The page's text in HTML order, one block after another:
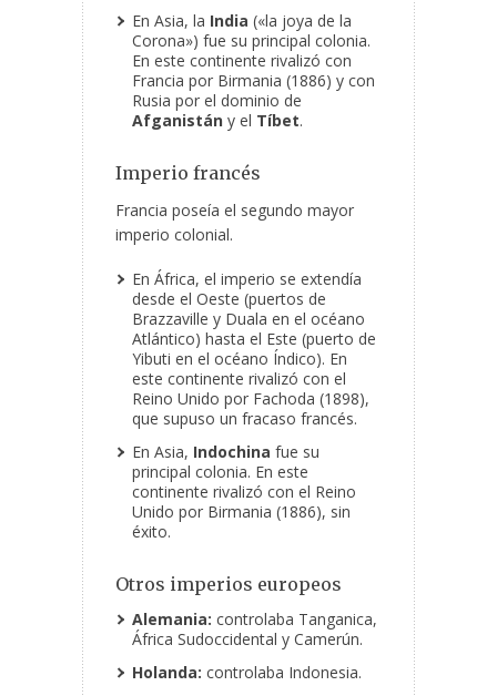
En Asia, la India («la joya de la
Corona») fue su principal colonia.
En este continente rivalizó con
Francia por Birmania (1886) y con
Rusia por el dominio de
Afganistán y el Tíbet.
Imperio francés
Francia poseía el segundo mayor
imperio colonial.
En África, el imperio se extendía
desde el Oeste (puertos de
Brazzaville y Duala en el océano
Atlántico) hasta el Este (puerto de
Yibuti en el océano Índico). En
este continente rivalizó con el
Reino Unido por Fachoda (1898),
que supuso un fracaso francés.
En Asia, Indochina fue su
principal colonia. En este
continente rivalizó con el Reino
Unido por Birmania (1886), sin
éxito.
Otros imperios europeos
Alemania: controlaba Tanganica,
África Sudoccidental y Camerún.
Holanda: controlaba Indonesia.